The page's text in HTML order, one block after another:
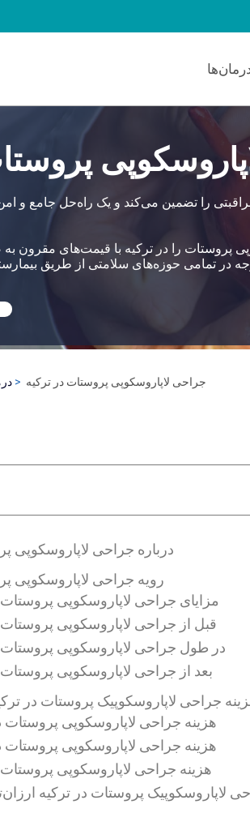
را تضمین می‌کند و یک راه‌حل جامع و
پروستات را در ترکیه با قیمت‌های مقرون به
جراحی لاپاروسکوپی پروستات در ترکیه
درباره جراحی لاپاروسکوپی
رویه جراحی لاپاروسکوپی
مزایای جراحی لاپاروسکوپی پروستات
قبل از جراحی لاپاروسکوپی پروستات
در طول جراحی لاپاروسکوپی پروستات
بعد از جراحی لاپاروسکوپی پروستات
جراحی لاپاروسکوپیک پروستات در ترکیه
هزینه جراحی لاپاروسکوپی پروستات در
هزینه جراحی لاپاروسکوپی پروستات
هزینه جراحی لاپاروسکوپی پروستات
لاپاروسکوپیک پروستات در ترکیه